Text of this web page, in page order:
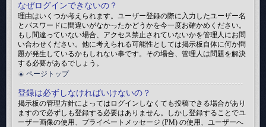
なぜログインできないの？
理由はいくつか考えられます。ユーザー登録の際に入力したユーザー名
とパスワードに間違いがなかったかどうかを今一度お確かめください。
もし間違っていない場合、アクセス禁止されていないかを管理人にお問
い合わせください。他に考えられる可能性としては掲示板自体に何か問
題が発生しているかもしれない事です。その場合、管理人は問題を解決
する必要があるでしょう。
ページトップ
登録は必ずしなければいけないの？
掲示板の管理方針によってはログインしなくても投稿できる場合があり
ますので必ずしも登録する必要はありません。しかし登録することでユ
ーザー画像の使用、プライベートメッセージ (PM) の使用、ユーザーへ